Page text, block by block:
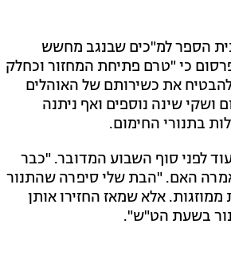
החולים סורוקה שבבאר שבע 10 חיילות מבית הספר למ"כים שבנגב מחשש
כי "טרם פתיחת המחזור וכחלק
את כשירותם של האוהלים
ושקי שינה נוספים ואף ניתנה
בתנורי החימום.
לפני סוף השבוע המדובר. "כבר
אמרה האם. "הבת שלי סיפרה שהתנור
אלא שמאז החזירו אותן
בשעת הט"ש".